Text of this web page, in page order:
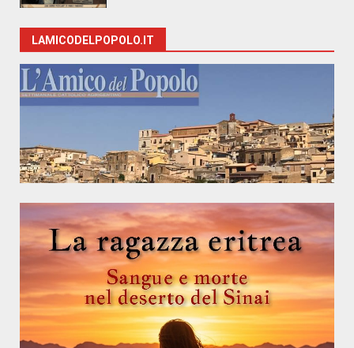
LAMICODELPOPOLO.IT